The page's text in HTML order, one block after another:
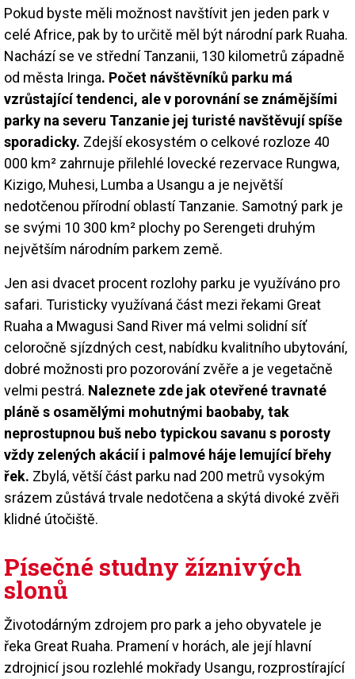
Pokud byste měli možnost navštívit jen jeden park v
celé Africe, pak by to určitě měl být národní park Ruaha.
Nachází se ve střední Tanzanii, 130 kilometrů západně
od města Iringa. Počet návštěvníků parku má
vzrůstající tendenci, ale v porovnání se známějšími
parky na severu Tanzanie jej turisté navštěvují spíše
sporadicky. Zdejší ekosystém o celkové rozloze 40
000 km² zahrnuje přilehlé lovecké rezervace Rungwa,
Kizigo, Muhesi, Lumba a Usangu a je největší
nedotčenou přírodní oblastí Tanzanie. Samotný park je
se svými 10 300 km² plochy po Serengeti druhým
největším národním parkem země.
Jen asi dvacet procent rozlohy parku je využíváno pro
safari. Turisticky využívaná část mezi řekami Great
Ruaha a Mwagusi Sand River má velmi solidní síť
celoročně sjízdných cest, nabídku kvalitního ubytování,
dobré možnosti pro pozorování zvěře a je vegetačně
velmi pestrá. Naleznete zde jak otevřené travnaté
pláně s osamělými mohutnými baobaby, tak
neprostupnou buš nebo typickou savanu s porosty
vždy zelených akácií i palmové háje lemující břehy
řek. Zbylá, větší část parku nad 200 metrů vysokým
srázem zůstává trvale nedotčena a skýtá divoké zvěři
klidné útočiště.
Písečné studny žíznivých
slonů
Životodárným zdrojem pro park a jeho obyvatele je
řeka Great Ruaha. Pramení v horách, ale její hlavní
zdrojnicí jsou rozlehlé mokřady Usangu, rozprostírající